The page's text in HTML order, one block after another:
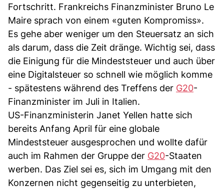
Fortschritt. Frankreichs Finanzminister Bruno Le
Maire sprach von einem «guten Kompromiss».
Es gehe aber weniger um den Steuersatz an sich
als darum, dass die Zeit dränge. Wichtig sei, dass
die Einigung für die Mindeststeuer und auch über
eine Digitalsteuer so schnell wie möglich komme
- spätestens während des Treffens der G20-
Finanzminister im Juli in Italien.
US-Finanzministerin Janet Yellen hatte sich
bereits Anfang April für eine globale
Mindeststeuer ausgesprochen und wollte dafür
auch im Rahmen der Gruppe der G20-Staaten
werben. Das Ziel sei es, sich im Umgang mit den
Konzernen nicht gegenseitig zu unterbieten,